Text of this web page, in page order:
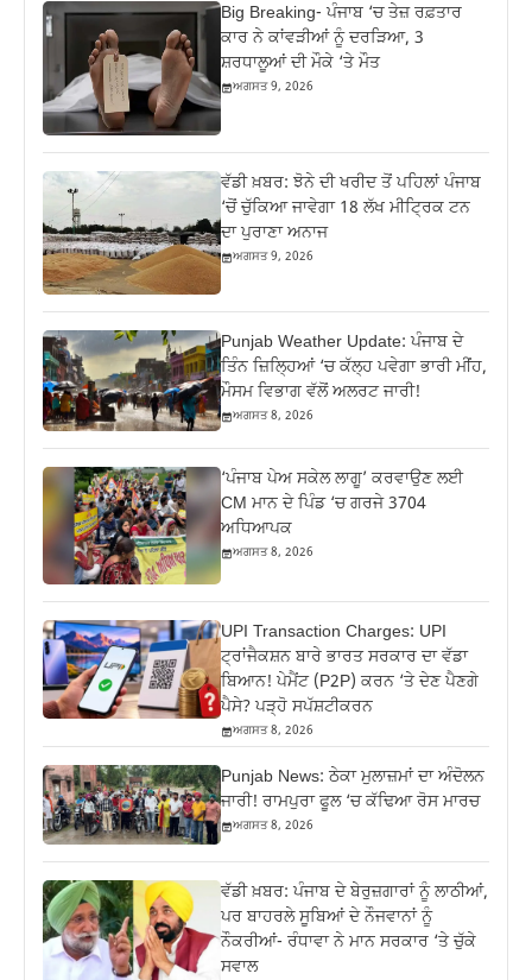
Big Breaking- ਪੰਜਾਬ ‘ਚ ਤੇਜ਼ ਰਫ਼ਤਾਰ
ਕਾਰ ਨੇ ਕਾਂਵੜੀਆਂ ਨੂੰ ਦਰੜਿਆ, 3
ਸ਼ਰਧਾਲੂਆਂ ਦੀ ਮੌਕੇ ‘ਤੇ ਮੌਤ
ਅਗਸਤ 9, 2026
ਵੱਡੀ ਖ਼ਬਰ: ਝੋਨੇ ਦੀ ਖਰੀਦ ਤੋਂ ਪਹਿਲਾਂ ਪੰਜਾਬ
‘ਚੋਂ ਚੁੱਕਿਆ ਜਾਵੇਗਾ 18 ਲੱਖ ਮੀਟ੍ਰਿਕ ਟਨ
ਦਾ ਪੁਰਾਣਾ ਅਨਾਜ
ਅਗਸਤ 9, 2026
Punjab Weather Update: ਪੰਜਾਬ ਦੇ
ਤਿੰਨ ਜ਼‍ਿਲ੍ਹਿਆਂ ‘ਚ ਕੱਲ੍ਹ ਪਵੇਗਾ ਭਾਰੀ ਮੀਂਹ,
ਮੌਸਮ ਵਿਭਾਗ ਵੱਲੋਂ ਅਲਰਟ ਜਾਰੀ!
ਅਗਸਤ 8, 2026
‘ਪੰਜਾਬ ਪੇਅ ਸਕੇਲ ਲਾਗੂ’ ਕਰਵਾਉਣ ਲਈ
CM ਮਾਨ ਦੇ ਪਿੰਡ ‘ਚ ਗਰਜੇ 3704
ਅਧਿਆਪਕ
ਅਗਸਤ 8, 2026
UPI Transaction Charges: UPI
ਟ੍ਰਾਂਜੈਕਸ਼ਨ ਬਾਰੇ ਭਾਰਤ ਸਰਕਾਰ ਦਾ ਵੱਡਾ
ਬਿਆਨ! ਪੇਮੈਂਟ (P2P) ਕਰਨ ‘ਤੇ ਦੇਣ ਪੈਣਗੇ
ਪੈਸੇ? ਪੜ੍ਹੋ ਸਪੱਸ਼ਟੀਕਰਨ
ਅਗਸਤ 8, 2026
Punjab News: ਠੇਕਾ ਮੁਲਾਜ਼ਮਾਂ ਦਾ ਅੰਦੋਲਨ
ਜਾਰੀ! ਰਾਮਪੁਰਾ ਫੂਲ ‘ਚ ਕੱਢਿਆ ਰੋਸ ਮਾਰਚ
ਅਗਸਤ 8, 2026
ਵੱਡੀ ਖ਼ਬਰ: ਪੰਜਾਬ ਦੇ ਬੇਰੁਜ਼ਗਾਰਾਂ ਨੂੰ ਲਾਠੀਆਂ,
ਪਰ ਬਾਹਰਲੇ ਸੂਬਿਆਂ ਦੇ ਨੌਜਵਾਨਾਂ ਨੂੰ
ਨੌਕਰੀਆਂ- ਰੰਧਾਵਾ ਨੇ ਮਾਨ ਸਰਕਾਰ ‘ਤੇ ਚੁੱਕੇ
ਸਵਾਲ